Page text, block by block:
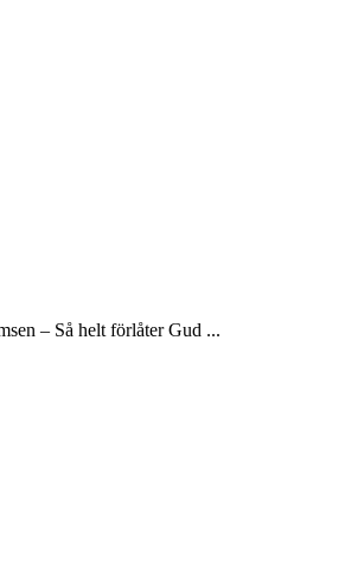
– Så helt förlåter Gud ...